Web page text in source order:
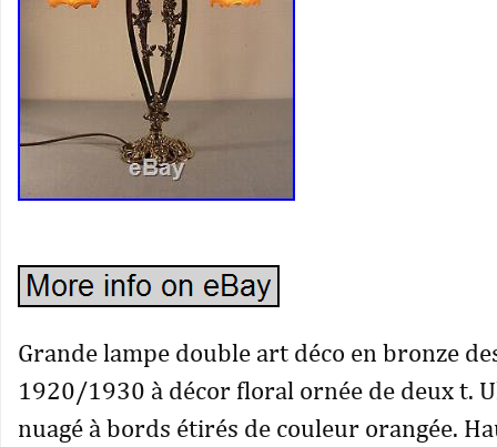
Grande lampe double art déco en bronze
1920/1930 à décor floral ornée de deux t.
nuagé à bords étirés de couleur orangée.